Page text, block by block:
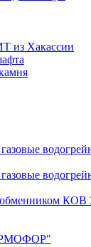
из Хакассии
КОВ